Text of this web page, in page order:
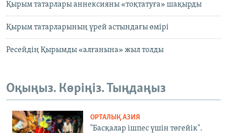
Қырым татарлары аннексияны «тоқтатуға» шақырды
Қырым татарларының үрей астындағы өмірі
Ресейдің Қырымды «алғанына» жыл толды
Оқыңыз. Көріңіз. Тыңдаңыз
ОРТАЛЫҚ АЗИЯ
"Басқалар ішпес үшін төгейік".